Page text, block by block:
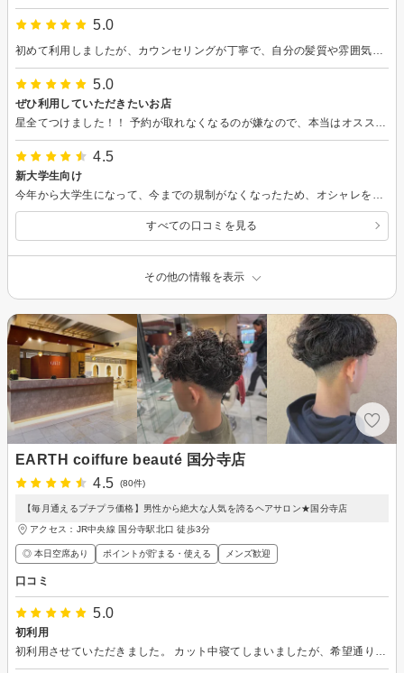
5.0
5.0
ぜひ利用していただきたいお店
4.5
新大学生向け
すべての口コミを見る
その他の情報を表示
EARTH coiffure beauté 国分寺店
4.5
(80件)
【毎月通えるプチプラ価格】男性から絶大な人気を誇るヘアサロン★国分寺店
アクセス：JR中央線 国分寺駅北口 徒歩3分
◎ 本日空席あり ポイントが貯まる・使える メンズ歓迎
口コミ
5.0
初利用